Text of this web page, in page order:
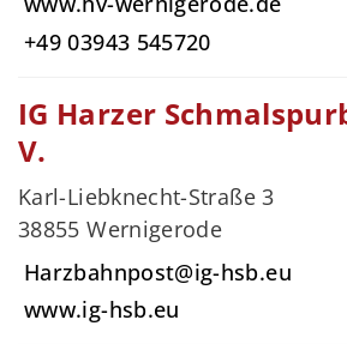
+49 03943 545720
IG Harzer
V.
Karl-Liebknecht-Straße 3
38855 Wernigerode
Harzbahnpost@ig-hsb.eu
www.ig-hsb.eu